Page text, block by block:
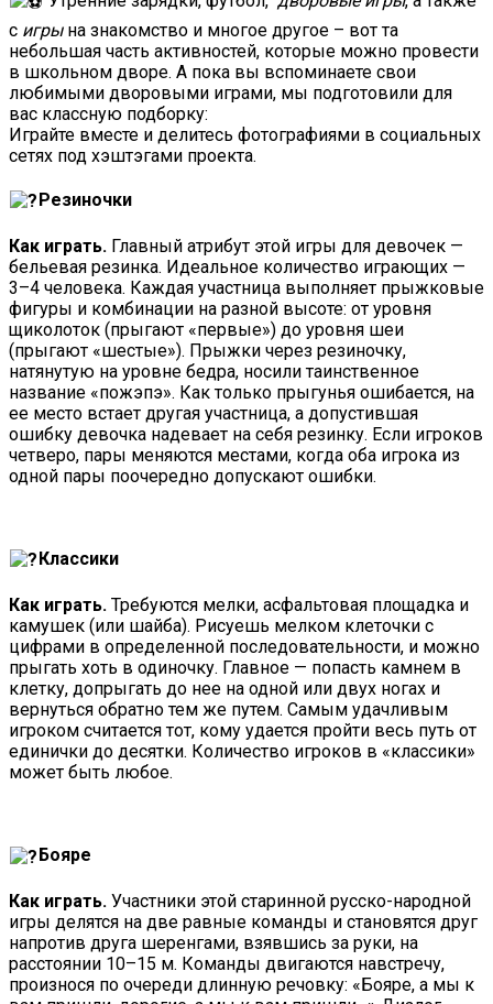
с игрына знакомство и многое другое – вот та
небольшая часть активностей, которые можно провести
в школьном дворе. А пока вы вспоминаете свои
любимыми дворовыми играми, мы подготовили для
вас классную подборку:
Играйте вместе и делитесь фотографиями в социальных
сетях под хэштэгами проекта.
Резиночки
Как играть. Главный атрибут этой игры для девочек —
бельевая резинка. Идеальное количество играющих —
3–4 человека. Каждая участница выполняет прыжковые
фигуры и комбинации на разной высоте: от уровня
щиколоток (прыгают «первые») до уровня шеи
(прыгают «шестые»). Прыжки через резиночку,
натянутую на уровне бедра, носили таинственное
название «пожэпэ». Как только прыгунья ошибается, на
ее место встает другая участница, а допустившая
ошибку девочка надевает на себя резинку. Если игроков
четверо, пары меняются местами, когда оба игрока из
одной пары поочередно допускают ошибки.
Классики
Как играть. Требуются мелки, асфальтовая площадка и
камушек (или шайба). Рисуешь мелком клеточки с
цифрами в определенной последовательности, и можно
прыгать хоть в одиночку. Главное — попасть камнем в
клетку, допрыгать до нее на одной или двух ногах и
вернуться обратно тем же путем. Самым удачливым
игроком считается тот, кому удается пройти весь путь от
единички до десятки. Количество игроков в «классики»
может быть любое.
Бояре
Как играть. Участники этой старинной русско-народной
игры делятся на две равные команды и становятся друг
напротив друга шеренгами, взявшись за руки, на
расстоянии 10–15 м. Команды двигаются навстречу,
произнося по очереди длинную речовку: «Бояре, а мы к